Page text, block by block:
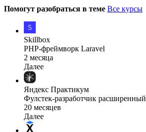
Помогут разобраться в теме Все курсы
Skillbox
PHP-фреймворк Laravel
2 месяца
Далее
Яндекс Практикум
Фулстек-разработчик расширенный
20 месяцев
Далее